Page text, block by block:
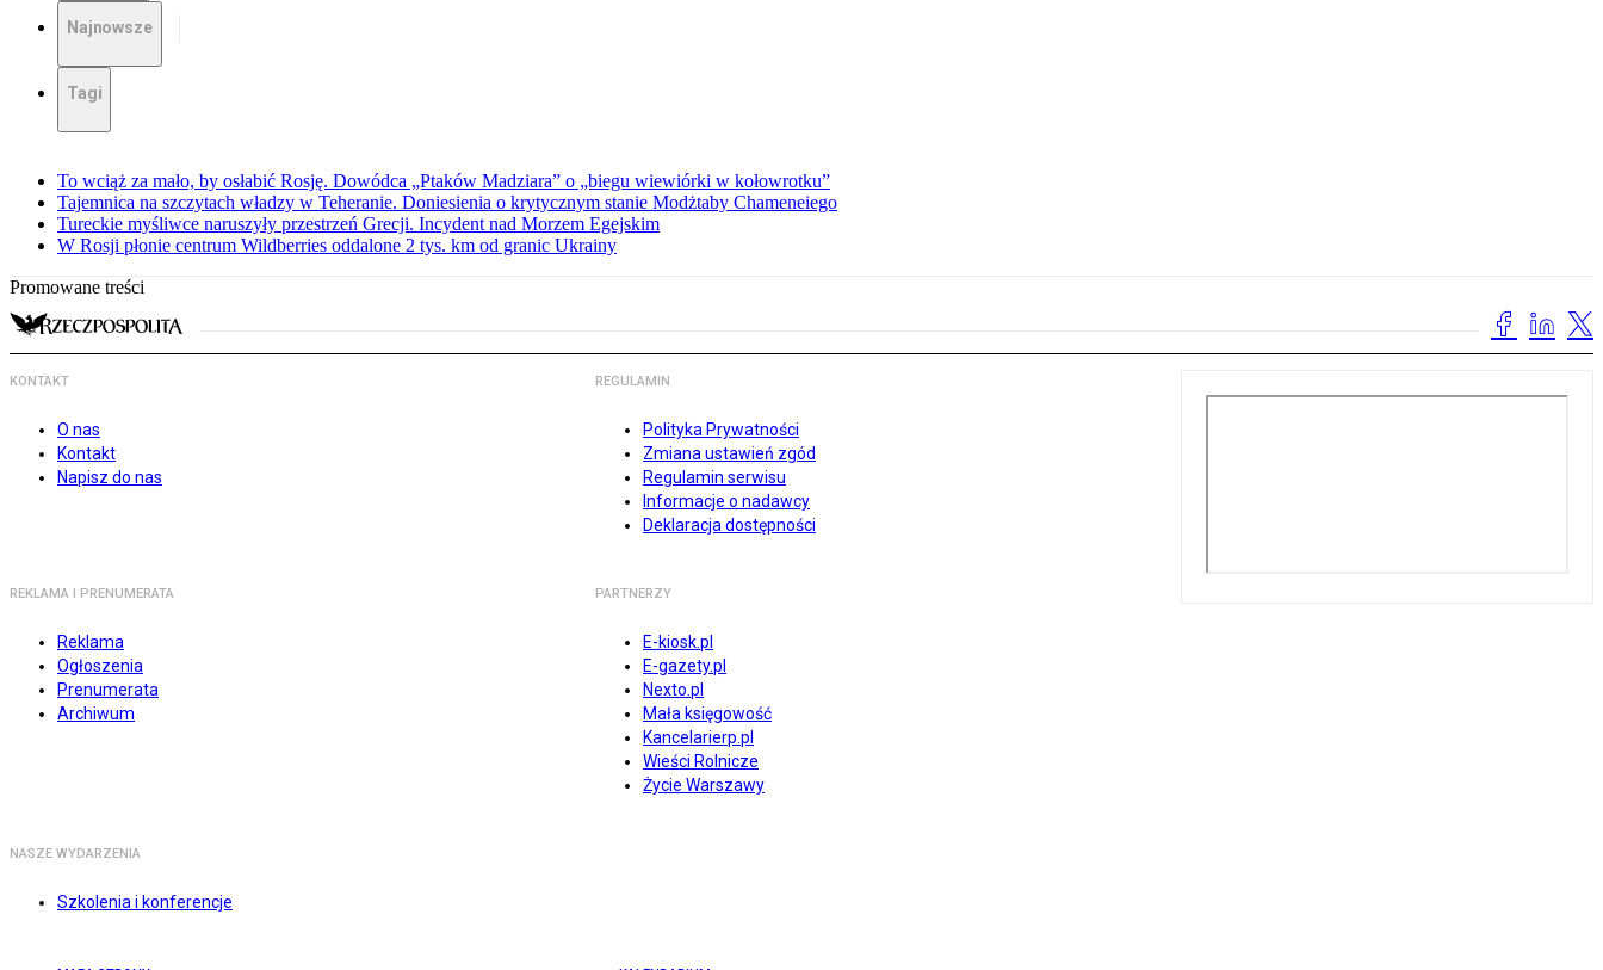
Najnowsze
Tagi
To wciąż za mało, by osłabić Rosję. Dowódca „Ptaków Madziara” o „biegu wiewiórki w kołowrotku”
Tajemnica na szczytach władzy w Teheranie. Doniesienia o krytycznym stanie Modżtaby Chameneiego
Tureckie myśliwce naruszyły przestrzeń Grecji. Incydent nad Morzem Egejskim
W Rosji płonie centrum Wildberries oddalone 2 tys. km od granic Ukrainy
Promowane treści
KONTAKT
O nas
Kontakt
Napisz do nas
REGULAMIN
Polityka Prywatności
Zmiana ustawień zgód
Regulamin serwisu
Informacje o nadawcy
Deklaracja dostępności
REKLAMA I PRENUMERATA
Reklama
Ogłoszenia
Prenumerata
Archiwum
PARTNERZY
E-kiosk.pl
E-gazety.pl
Nexto.pl
Mała księgowość
Kancelarierp.pl
Wieści Rolnicze
Życie Warszawy
NASZE WYDARZENIA
Szkolenia i konferencje